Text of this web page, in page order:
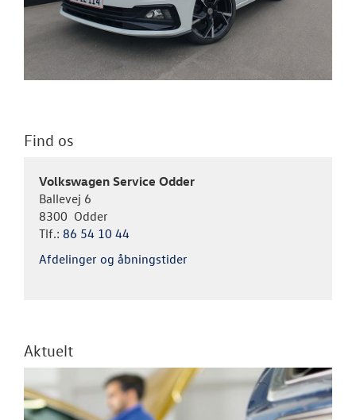
Find os
Volkswagen Service Odder
Ballevej 6
8300 Odder
Tlf.: 86 54 10 44
Afdelinger og åbningstider
Aktuelt